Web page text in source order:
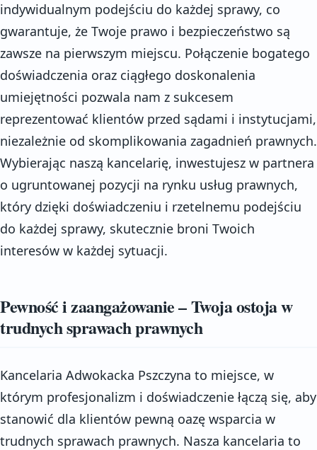
indywidualnym podejściu do każdej sprawy, co
gwarantuje, że Twoje prawo i bezpieczeństwo są
zawsze na pierwszym miejscu. Połączenie bogatego
doświadczenia oraz ciągłego doskonalenia
umiejętności pozwala nam z sukcesem
reprezentować klientów przed sądami i instytucjami,
niezależnie od skomplikowania zagadnień prawnych.
Wybierając naszą kancelarię, inwestujesz w partnera
o ugruntowanej pozycji na rynku usług prawnych,
który dzięki doświadczeniu i rzetelnemu podejściu
do każdej sprawy, skutecznie broni Twoich
interesów w każdej sytuacji.
Pewność i zaangażowanie – Twoja ostoja w
trudnych sprawach prawnych
Kancelaria Adwokacka Pszczyna to miejsce, w
którym profesjonalizm i doświadczenie łączą się, aby
stanowić dla klientów pewną oazę wsparcia w
trudnych sprawach prawnych. Nasza kancelaria to